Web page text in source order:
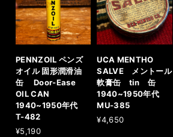
PENNZOIL ペンズ
オイル 固形潤滑油
缶 Door-Ease
OIL CAN
1940~1950年代
T-482
¥5,190
UCA MENTHO
SALVE メントール
軟膏缶 tin 缶
1940~1950年代
MU-385
¥4,650